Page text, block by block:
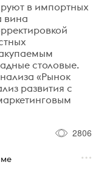
в импортных
вина
столовые.
«Рынок
развития с
2806